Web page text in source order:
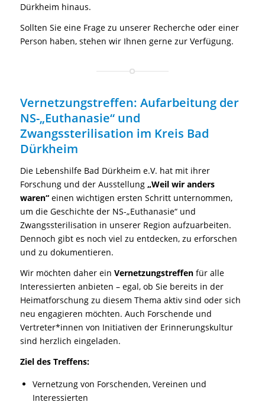
Dürkheim hinaus.
Sollten Sie eine Frage zu unserer Recherche oder einer
Person haben, stehen wir Ihnen gerne zur Verfügung.
Vernetzungstreffen: Aufarbeitung der
NS-„Euthanasie“ und
Zwangssterilisation im Kreis Bad
Dürkheim
Die Lebenshilfe Bad Dürkheim e.V. hat mit ihrer
Forschung und der Ausstellung „Weil wir anders
waren“einen wichtigen ersten Schritt unternommen,
um die Geschichte der NS-„Euthanasie“ und
Zwangssterilisation in unserer Region aufzuarbeiten.
Dennoch gibt es noch viel zu entdecken, zu erforschen
und zu dokumentieren.
Wir möchten daher ein Vernetzungstreffenfür alle
Interessierten anbieten – egal, ob Sie bereits in der
Heimatforschung zu diesem Thema aktiv sind oder sich
neu engagieren möchten. Auch Forschende und
Vertreter*innen von Initiativen der Erinnerungskultur
sind herzlich eingeladen.
Ziel des Treffens:
Vernetzung von Forschenden, Vereinen und
Interessierten